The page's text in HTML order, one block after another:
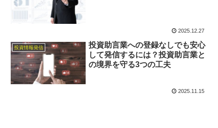
2025.12.27
投資情報発信
投資助言業への登録なしでも安心
して発信するには？投資助言業と
の境界を守る3つの工夫
2025.11.15